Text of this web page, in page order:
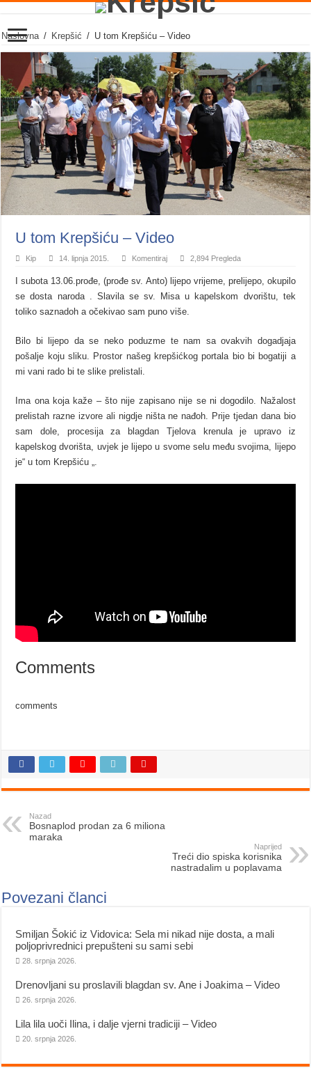
Naslovna / Krepšić / U tom Krepšiću – Video
U tom Krepšiću – Video
Kip 14. lipnja 2015. Komentiraj 2,894 Pregleda
I subota 13.06.prođe, (prođe sv. Anto) lijepo vrijeme, prelijepo, okupilo
se dosta naroda . Slavila se sv. Misa u kapelskom dvorištu, tek
toliko saznadoh a očekivao sam puno više.
Bilo bi lijepo da se neko poduzme te nam sa ovakvih dogadjaja
pošalje koju sliku. Prostor našeg krepšićkog portala bio bi bogatiji a
mi vani rado bi te slike prelistali.
Ima ona koja kaže – što nije zapisano nije se ni dogodilo. Nažalost
prelistah razne izvore ali nigdje ništa ne nađoh. Prije tjedan dana bio
sam dole, procesija za blagdan Tjelova krenula je upravo iz
kapelskog dvorišta, uvjek je lijepo u svome selu među svojima, lijepo
je“ u tom Krepšiću „.
Comments
comments
Nazad
Bosnaplod prodan za 6 miliona
maraka
Naprijed
Treći dio spiska korisnika
nastradalim u poplavama
Povezani članci
Smiljan Šokić iz Vidovica: Sela mi nikad nije dosta, a mali
poljoprivrednici prepušteni su sami sebi
28. srpnja 2026.
Drenovljani su proslavili blagdan sv. Ane i Joakima – Video
26. srpnja 2026.
Lila lila uoči Ilina, i dalje vjerni tradiciji – Video
20. srpnja 2026.